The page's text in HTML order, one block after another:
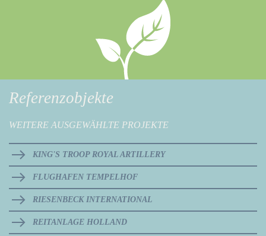
Referenzobjekte
WEITERE AUSGEWÄHLTE PROJEKTE
KING'S TROOP ROYAL ARTILLERY
FLUGHAFEN TEMPELHOF
RIESENBECK INTERNATIONAL
REITANLAGE HOLLAND